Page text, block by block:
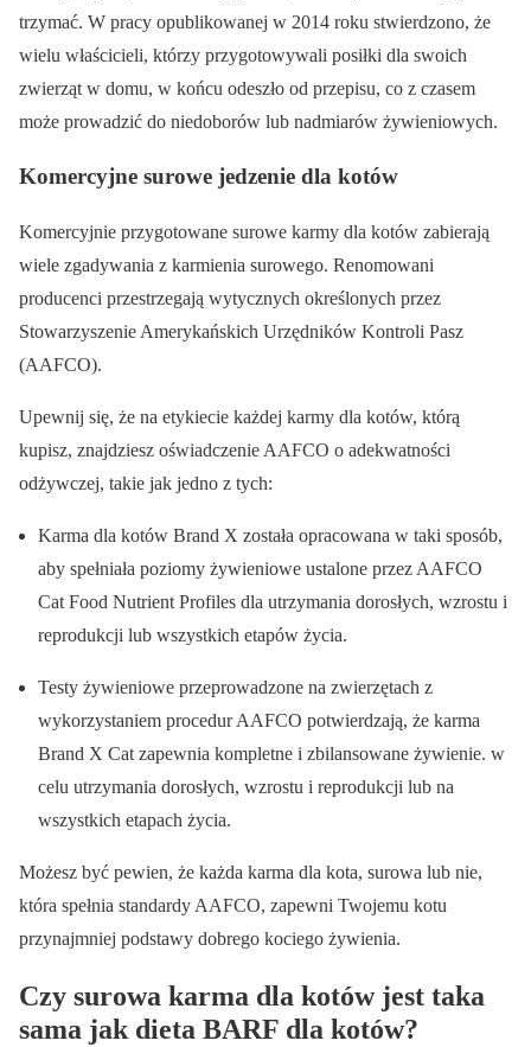
trzymać. W pracy opublikowanej w 2014 roku stwierdzono, że
wielu właścicieli, którzy przygotowywali posiłki dla swoich
zwierząt w domu, w końcu odeszło od przepisu, co z czasem
może prowadzić do niedoborów lub nadmiarów żywieniowych.
Komercyjne surowe jedzenie dla kotów
Komercyjnie przygotowane surowe karmy dla kotów zabierają
wiele zgadywania z karmienia surowego. Renomowani
producenci przestrzegają wytycznych określonych przez
Stowarzyszenie Amerykańskich Urzędników Kontroli Pasz
(AAFCO).
Upewnij się, że na etykiecie każdej karmy dla kotów, którą
kupisz, znajdziesz oświadczenie AAFCO o adekwatności
odżywczej, takie jak jedno z tych:
Karma dla kotów Brand X została opracowana w taki sposób,
aby spełniała poziomy żywieniowe ustalone przez AAFCO
Cat Food Nutrient Profiles dla utrzymania dorosłych, wzrostu i
reprodukcji lub wszystkich etapów życia.
Testy żywieniowe przeprowadzone na zwierzętach z
wykorzystaniem procedur AAFCO potwierdzają, że karma
Brand X Cat zapewnia kompletne i zbilansowane żywienie. w
celu utrzymania dorosłych, wzrostu i reprodukcji lub na
wszystkich etapach życia.
Możesz być pewien, że każda karma dla kota, surowa lub nie,
która spełnia standardy AAFCO, zapewni Twojemu kotu
przynajmniej podstawy dobrego kociego żywienia.
Czy surowa karma dla kotów jest taka
sama jak dieta BARF dla kotów?